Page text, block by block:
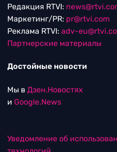
Редакция RTVI:
Маркетинг/PR: pr@rtvi.com
Реклама RTVI: adv-
Партнерские материалы
Достойные новости
Мы в Дзен.Новостях
и Google.News
Уведомление об